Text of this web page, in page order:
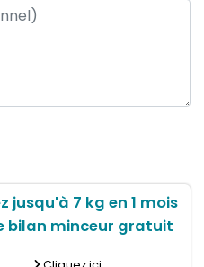
jusqu'à 7 kg en 1 mois
bilan minceur gratuit